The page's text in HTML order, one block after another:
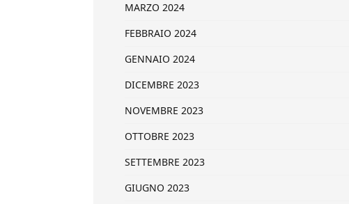
MARZO 2024
FEBBRAIO 2024
GENNAIO 2024
DICEMBRE 2023
NOVEMBRE 2023
OTTOBRE 2023
SETTEMBRE 2023
GIUGNO 2023